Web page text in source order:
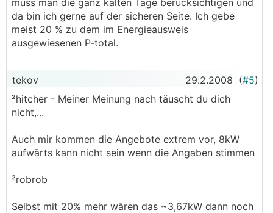
muss man die ganz kalten Tage berücksichtigen und
da bin ich gerne auf der sicheren Seite. Ich gebe
meist 20 % zu dem im Energieausweis
ausgewiesenen P-total.
tekov 29.2.2008 (#5)
²hitcher - Meiner Meinung nach täuscht du dich
nicht,...
Auch mir kommen die Angebote extrem vor, 8kW
aufwärts kann nicht sein wenn die Angaben stimmen
²robrob
Selbst mit 20% mehr wären das ~3,67kW dann noch